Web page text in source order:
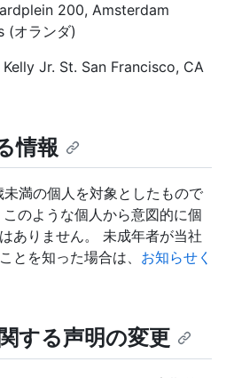
200, Amsterdam
(オランダ)
Jr. St. San Francisco, CA
情報
満の個人を対象としたもので
のような個人から意図的に個
ありません。 未成年者が当社
とを知った場合は、 お知らせく
する声明の変更